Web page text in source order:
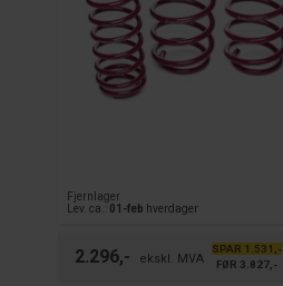
Fjernlager
Lev. ca.: 01-feb hverdager
2.296,-
SPAR 1.531,-
FØR 3.827,-